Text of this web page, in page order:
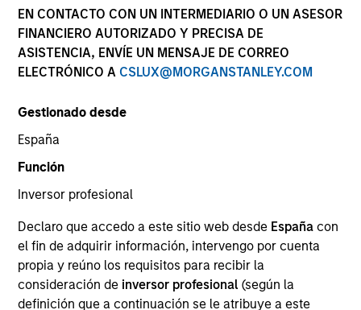
EN CONTACTO CON UN INTERMEDIARIO O UN ASESOR
FINANCIERO AUTORIZADO Y PRECISA DE
ASISTENCIA, ENVÍE UN MENSAJE DE CORREO
ELECTRÓNICO A CSLUX@MORGANSTANLEY.COM
Gestionado desde
España
Función
Inversor profesional
Declaro que accedo a este sitio web desde España con
el fin de adquirir información, intervengo por cuenta
propia y reúno los requisitos para recibir la
consideración de inversor profesional(según la
definición que a continuación se le atribuye a este
Business & Consumer Services
COUNTRY
United States
Invested on
Jun 2019
Transaction Type